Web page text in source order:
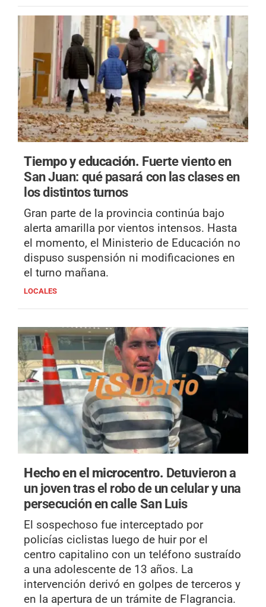
Tiempo y educación. Fuerte viento en
San Juan: qué pasará con las clases en
los distintos turnos
Gran parte de la provincia continúa bajo
alerta amarilla por vientos intensos. Hasta
el momento, el Ministerio de Educación no
dispuso suspensión ni modificaciones en
el turno mañana.
LOCALES
Hecho en el microcentro. Detuvieron a
un joven tras el robo de un celular y una
persecución en calle San Luis
El sospechoso fue interceptado por
policías ciclistas luego de huir por el
centro capitalino con un teléfono sustraído
a una adolescente de 13 años. La
intervención derivó en golpes de terceros y
en la apertura de un trámite de Flagrancia.